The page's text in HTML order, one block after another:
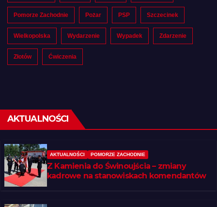
Pomorze Zachodnie Pożar PSP Szczecinek
Wielkopolska Wydarzenie Wypadek Zdarzenie
Złotów Ćwiczenia
AKTUALNOŚCI
AKTUALNOŚCI POMORZE ZACHODNIE
Z Kamienia do Świnoujścia – zmiany
kadrowe na stanowiskach komendantów